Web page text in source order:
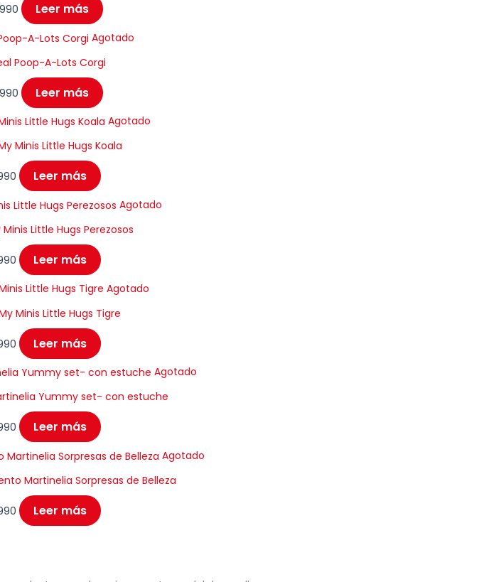
Leer más
Agotado
Poop-A-Lots Corgi
Leer más
Agotado
Minis Little Hugs Koala
Leer más
Agotado
Minis Little Hugs Perezosos
Leer más
Agotado
Minis Little Hugs Tigre
Leer más
Agotado
Yummy set- con estuche
Leer más
Agotado
Martinelia Sorpresas de Belleza
Leer más